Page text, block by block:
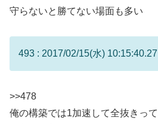
守らないと勝てない場面も多い
493 : 2017/02/15(水)
>>478
俺の構築では1加速して全抜きっ